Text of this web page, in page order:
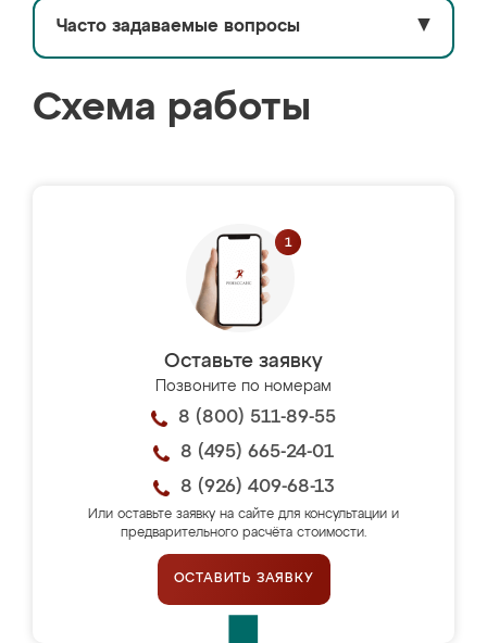
Часто задаваемые вопросы ▼
Схема работы
Оставьте заявку
Позвоните по номерам
8 (800) 511-89-55
8 (495) 665-24-01
8 (926) 409-68-13
Или оставьте заявку на сайте для консультации и
предварительного расчёта стоимости.
ОСТАВИТЬ ЗАЯВКУ